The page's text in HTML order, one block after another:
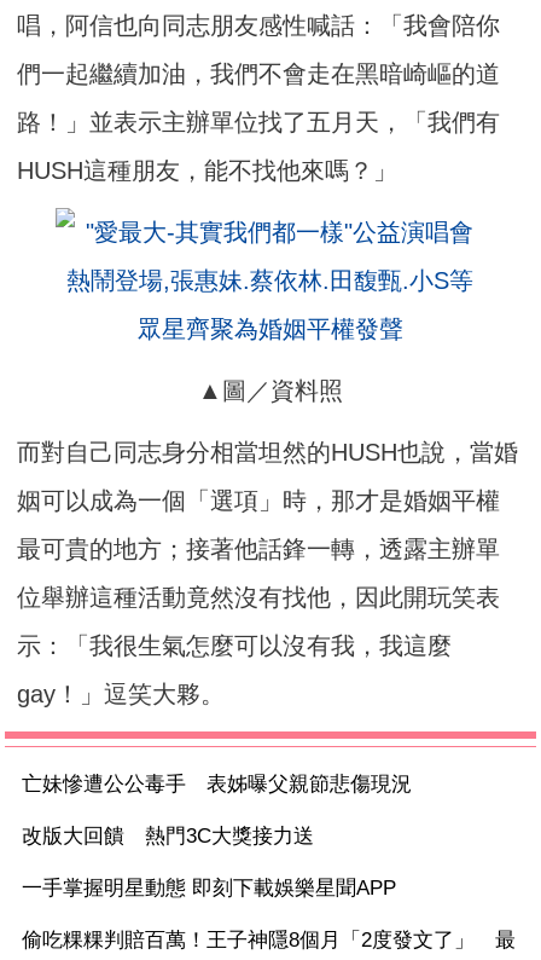
唱，阿信也向同志朋友感性喊話：「我會陪你
們一起繼續加油，我們不會走在黑暗崎嶇的道
路！」並表示主辦單位找了五月天，「我們有
HUSH這種朋友，能不找他來嗎？」
▲圖／資料照
而對自己同志身分相當坦然的HUSH也說，當婚
姻可以成為一個「選項」時，那才是婚姻平權
最可貴的地方；接著他話鋒一轉，透露主辦單
位舉辦這種活動竟然沒有找他，因此開玩笑表
示：「我很生氣怎麼可以沒有我，我這麼
gay！」逗笑大夥。
亡妹慘遭公公毒手 表姊曝父親節悲傷現況
改版大回饋 熱門3C大獎接力送
一手掌握明星動態 即刻下載娛樂星聞APP
偷吃粿粿判賠百萬！王子神隱8個月「2度發文了」 最